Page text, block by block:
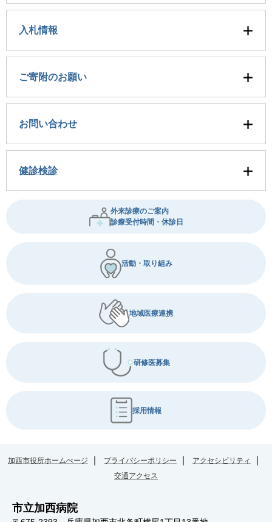
入札情報
ご寄附のお願い
お問い合わせ
健診検診
外来診療のご案内
診療受付時間・休診日
活動・取り組み
地域医療連携
研修医募集
採用情報
加西市役所ホームぺージ プライバシーポリシー
アクセシビリティ
交通アクセス
市立加西病院